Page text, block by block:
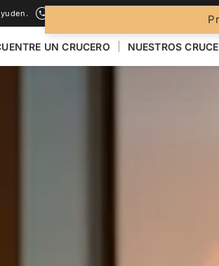
UN CRUCERO NUESTROS